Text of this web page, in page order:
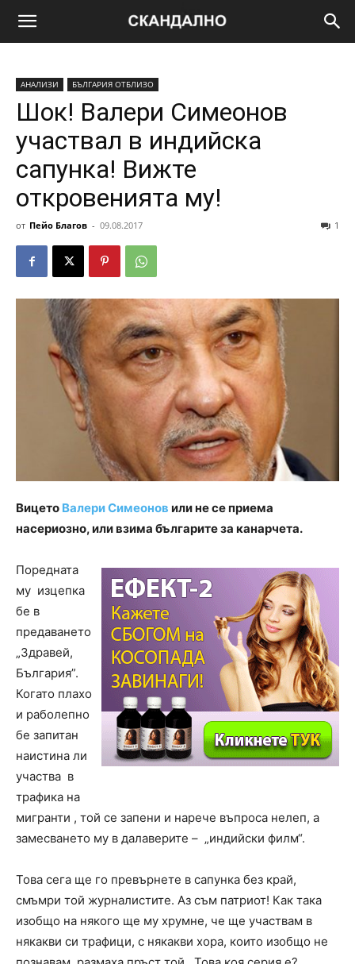
АНАЛИЗИ БЪЛГАРИЯ ОТБЛИЗО
Шок! Валери Симеонов
участвал в индийска
сапунка! Вижте
откровенията му!
от Пейо Благов - 09.08.2017 1
Вицето Валери Симеонов или не се приема
насериозно, или взима българите за канарчета.
Поредната
му изцепка
бе в
предаването
„Здравей,
България”.
Когато плахо
и раболепно
бе запитан
наистина ли
участва в
трафика на
мигранти , той се запени и нарече въпроса нелеп, а
замесването му в далаверите – „индийски филм“.
Това сега ще го превърнете в сапунка без край,
смъмри той журналистите. Аз съм патриот! Как така
изобщо на някого ще му хрумне, че ще участвам в
някакви си трафици, с някакви хора, които изобщо не